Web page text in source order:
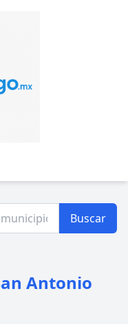
Buscar
Antonio